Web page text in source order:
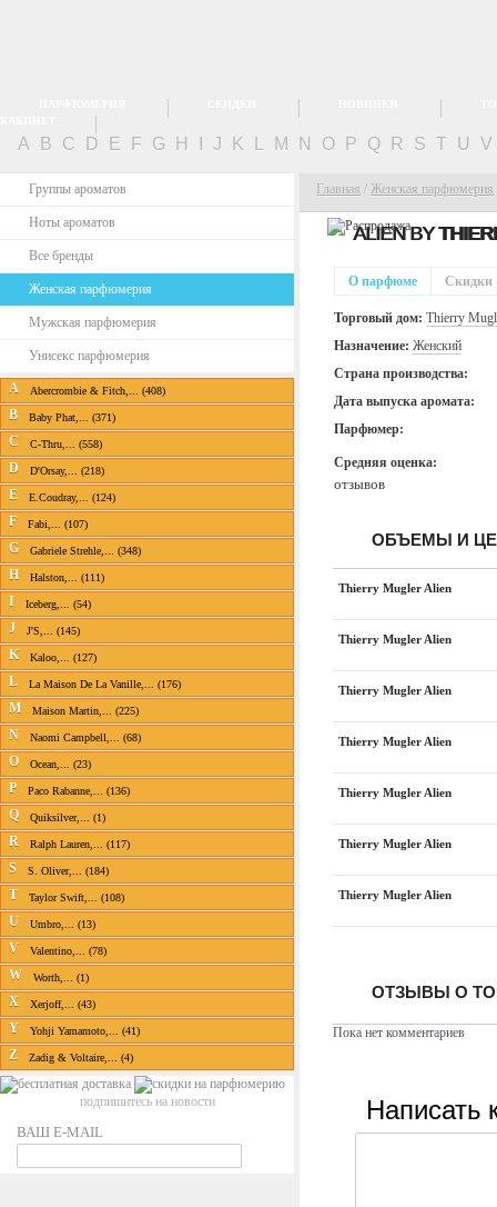
A B C D E F G H J K M N O P Q R S T U V
Группы ароматов
Ноты ароматов
Все бренды
Женская парфюмерия
Мужская парфюмерия
Унисекс парфюмерия
A Abercrombie & Fitch,... (408)
B Baby Phat,... (371)
C C-Thru,... (558)
D D'Orsay,... (218)
E E.Coudray,... (124)
F Fabi,... (107)
G Gabriele Strehle,... (348)
H Halston,... (111)
I Iceberg,... (54)
J J'S,... (145)
K Kaloo,... (127)
L La Maison De La Vanille,... (176)
M Maison Martin,... (225)
N Naomi Campbell,... (68)
O Ocean,... (23)
P Paco Rabanne,... (136)
Q Quiksilver,... (1)
R Ralph Lauren,... (117)
S S. Oliver,... (184)
T Taylor Swift,... (108)
U Umbro,... (13)
V Valentino,... (78)
W Worth,... (1)
X Xerjoff,... (43)
Y Yohji Yamamoto,... (41)
Z Zadig & Voltaire,... (4)
подпишитесь на новости
ВАШ E-MAIL
Главная / Женская парфюмерия
ALIEN BY
О парфюме
Торговый дом: Thierry
Назначение: Женский
Страна производства:
Дата выпуска аромата:
Парфюмер:
Средняя оценка:
отзывов
Скидки
ОБЪЕМЫ И
Thierry Mugler Alien
Thierry Mugler Alien
Thierry Mugler Alien
Thierry Mugler Alien
Thierry Mugler Alien
Thierry Mugler Alien
Thierry Mugler Alien
ОТЗЫВЫ О
Пока нет комментариев
Написать